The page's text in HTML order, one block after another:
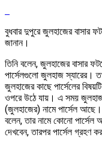
বুধবার দুপুরে জুলহাজের বাসার
জানান।
তিনি বলেন, জুলহাজের বাসার
পার্সেলগুলো জুলহাজ স্যারের।
জুলহাজের কাছে পার্সেলের
ওপরে উঠে যায়। এ সময়
(জুলহাজের) নামে পার্সেল
বলেন, তার নামে কোনো পার্সেল
দেখবেন, তারপর পার্সেল গ্রহণ